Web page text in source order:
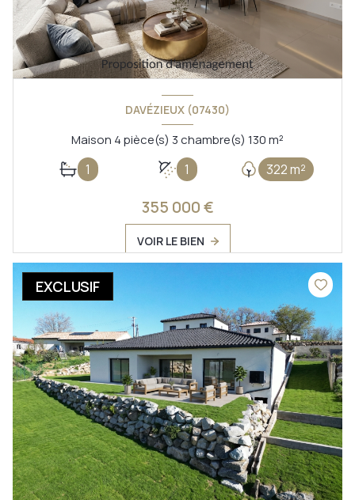
DAVÉZIEUX (07430)
Maison 4 pièce(s) 3 chambre(s) 130 m²
1 1 322 m²
355 000 €
VOIR LE BIEN
EXCLUSIF